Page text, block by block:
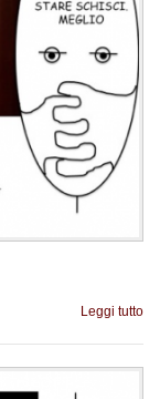
Leggi tutto